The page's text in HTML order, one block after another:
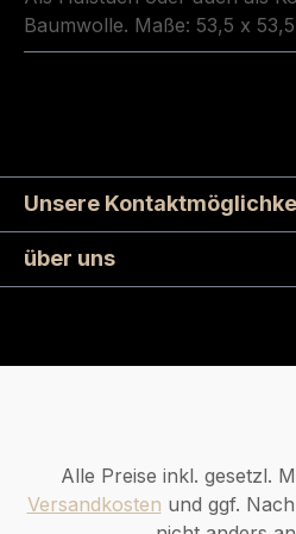
Baumwolle. Maße: 53,5 x
Unsere
über uns
Alle Preise inkl. gesetzl.
Versandkosten und ggf.